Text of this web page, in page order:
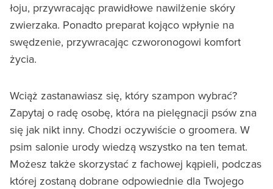
łoju, przywracając prawidłowe nawilżenie skóry
zwierzaka. Ponadto preparat kojąco wpłynie na
swędzenie, przywracając czworonogowi komfort
życia.
Wciąż zastanawiasz się, który szampon wybrać?
Zapytaj o radę osobę, która na pielęgnacji psów zna
się jak nikt inny. Chodzi oczywiście o groomera. W
psim salonie urody wiedzą wszystko na ten temat.
Możesz także skorzystać z fachowej kąpieli, podczas
której zostaną dobrane odpowiednie dla Twojego